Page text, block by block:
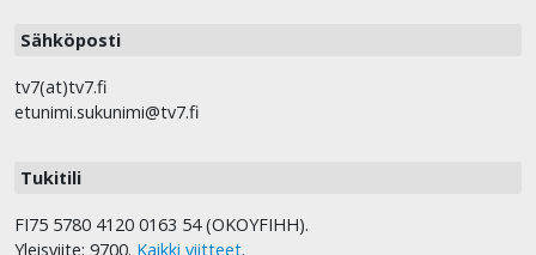
Sähköposti
tv7(at)tv7.fi
etunimi.sukunimi@tv7.fi
Tukitili
FI75 5780 4120 0163 54 (OKOYFIHH).
Yleisviite: 9700. Kaikki viitteet.